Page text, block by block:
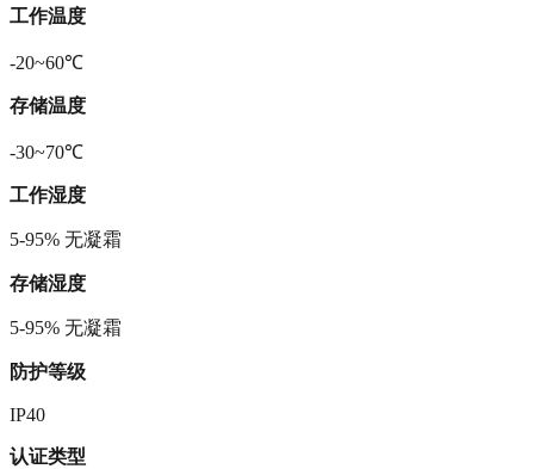
工作温度
-20~60℃
存储温度
-30~70℃
工作湿度
5-95% 无凝霜
存储湿度
5-95% 无凝霜
防护等级
IP40
认证类型